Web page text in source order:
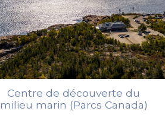
Centre de découverte du
milieu marin (Parcs Canada)